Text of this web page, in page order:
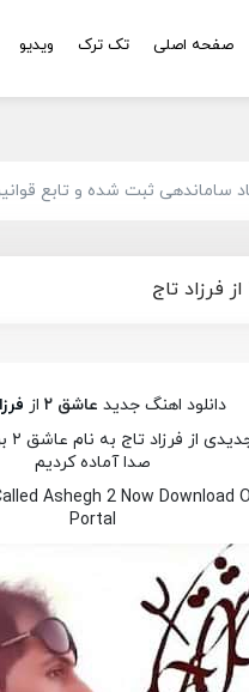
صفحه اصلی تک ترک ویدیو
ساماندهی ثبت شده و تابع
دانلود اهنگ جدید عاشق ۲ از
صدا آماده کردیم
Ashegh 2 Now Download
Portal